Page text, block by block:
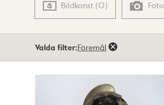
Bildkonst (0) Foto
Valda filter:Föremål